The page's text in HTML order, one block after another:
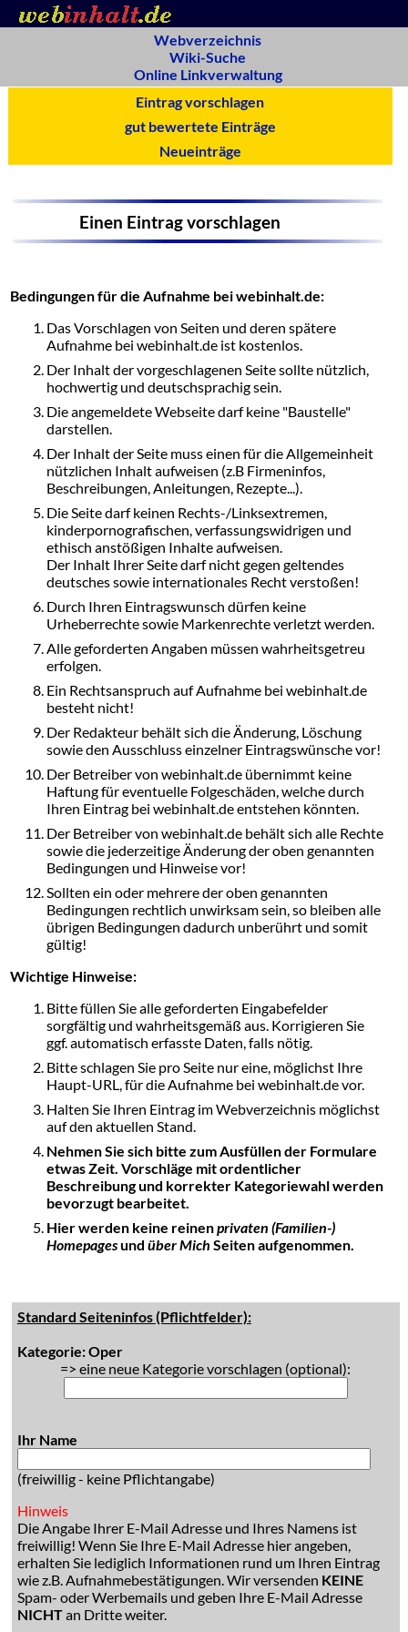
Webverzeichnis
Wiki-Suche
Online Linkverwaltung
Eintrag vorschlagen
gut bewertete Einträge
Neueinträge
Einen Eintrag vorschlagen
Bedingungen für die Aufnahme bei webinhalt.de:
Das Vorschlagen von Seiten und deren spätere
Aufnahme bei webinhalt.de ist kostenlos.
Der Inhalt der vorgeschlagenen Seite sollte nützlich,
hochwertig und deutschsprachig sein.
Die angemeldete Webseite darf keine "Baustelle"
darstellen.
Der Inhalt der Seite muss einen für die Allgemeinheit
nützlichen Inhalt aufweisen (z.B Firmeninfos,
Beschreibungen, Anleitungen, Rezepte...).
Die Seite darf keinen Rechts-/Linksextremen,
kinderpornografischen, verfassungswidrigen und
ethisch anstößigen Inhalte aufweisen.
Der Inhalt Ihrer Seite darf nicht gegen geltendes
deutsches sowie internationales Recht verstoßen!
Durch Ihren Eintragswunsch dürfen keine
Urheberrechte sowie Markenrechte verletzt werden.
Alle geforderten Angaben müssen wahrheitsgetreu
erfolgen.
Ein Rechtsanspruch auf Aufnahme bei webinhalt.de
besteht nicht!
Der Redakteur behält sich die Änderung, Löschung
sowie den Ausschluss einzelner Eintragswünsche vor!
Der Betreiber von webinhalt.de übernimmt keine
Haftung für eventuelle Folgeschäden, welche durch
Ihren Eintrag bei webinhalt.de entstehen könnten.
Der Betreiber von webinhalt.de behält sich alle Rechte
sowie die jederzeitige Änderung der oben genannten
Bedingungen und Hinweise vor!
Sollten ein oder mehrere der oben genannten
Bedingungen rechtlich unwirksam sein, so bleiben alle
übrigen Bedingungen dadurch unberührt und somit
gültig!
Wichtige Hinweise:
Bitte füllen Sie alle geforderten Eingabefelder
sorgfältig und wahrheitsgemäß aus. Korrigieren Sie
ggf. automatisch erfasste Daten, falls nötig.
Bitte schlagen Sie pro Seite nur eine, möglichst Ihre
Haupt-URL, für die Aufnahme bei webinhalt.de vor.
Halten Sie Ihren Eintrag im Webverzeichnis möglichst
auf den aktuellen Stand.
Nehmen Sie sich bitte zum Ausfüllen der Formulare
etwas Zeit. Vorschläge mit ordentlicher
Beschreibung und korrekter Kategoriewahl werden
bevorzugt bearbeitet.
Hier werden keine reinenprivaten (Familien-)
Homepagesund über Mich Seiten aufgenommen.
Standard Seiteninfos (Pflichtfelder):
Kategorie: Oper
=> eine neue Kategorie vorschlagen (optional):
Ihr Name
(freiwillig - keine Pflichtangabe)
Hinweis
Die Angabe Ihrer E-Mail Adresse und Ihres Namens ist
freiwillig! Wenn Sie Ihre E-Mail Adresse hier angeben,
erhalten Sie lediglich Informationen rund um Ihren Eintrag
wie z.B. Aufnahmebestätigungen. Wir versenden KEINE
Spam- oder Werbemails und geben Ihre E-Mail Adresse
NICHTan Dritte weiter.